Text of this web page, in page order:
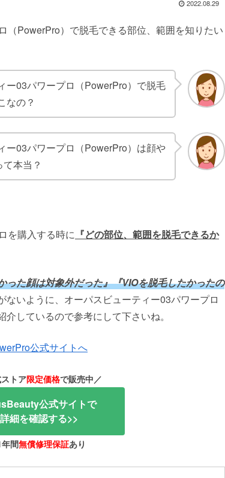
2022.08.29
（PowerPro）で脱毛できる部位、範囲を知りたい
ー03パワープロ（PowerPro）で脱毛
なの？
ー03パワープロ（PowerPro）は顔や
本当？
を購入する時に 『どの部位、範囲を脱毛できるか
った顔は対象外だった』『VIOを脱毛したかったの
ないように、オーパスビューティー03パワープロ
しているので参考にして下さいね。
公式サイトへ
トア限定価格で販売中／
公式サイトで
詳細を確認する>>
間無償修理保証あり